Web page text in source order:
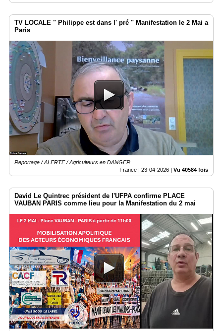
TV LOCALE " Philippe est dans l' pré " Manifestation le 2 Mai a
Paris
Reportage / ALERTE / Agriculteurs en DANGER
France | 23-04-2026 Vu 40584 fois
David Le Quintrec président de l'UFPA confirme PLACE
VAUBAN PARIS comme lieu pour la Manifestation du 2 mai